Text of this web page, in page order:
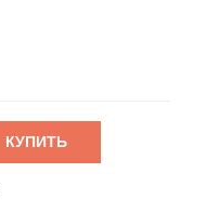
КУПИТЬ